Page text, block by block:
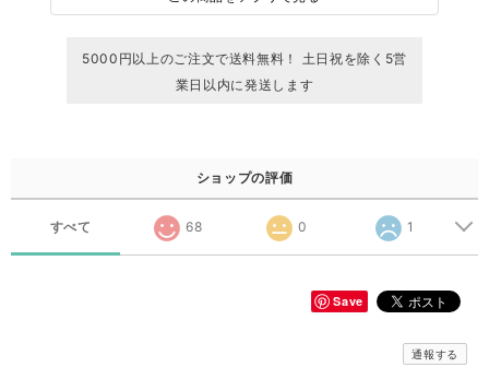
5000円以上のご注文で送料無料！ 土日祝を除く5営
業日以内に発送します
ショップの評価
すべて 68 0 1
Save
通報する